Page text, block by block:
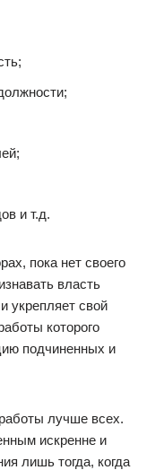
и т.д.
пока нет своего
власть
укрепляет свой
которого
подчиненных и
лучше всех.
искренне и
лишь тогда, когда